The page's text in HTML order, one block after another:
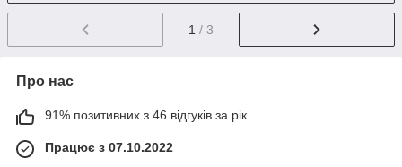
1 / 3
Про нас
91% позитивних з 46 відгуків за рік
Працює з 07.10.2022